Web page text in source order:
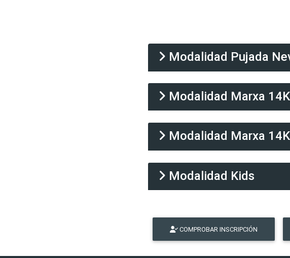
Modalidad Pujada
Modalidad Marxa
Modalidad Marxa
Modalidad Kids
COMPROBAR INSCRIPCIÓN